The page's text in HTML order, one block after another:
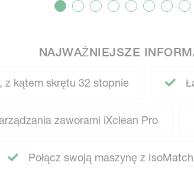
NAJWAŻNIEJSZE
z kątem skrętu 32 stopnie
zaworami iXclean Pro
Połącz swoją maszynę z